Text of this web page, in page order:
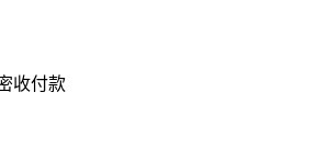
收付款